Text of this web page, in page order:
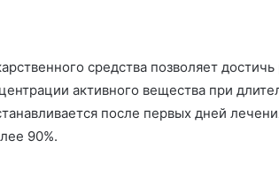
средства позволяет
активного вещества при
после первых дней
90%.